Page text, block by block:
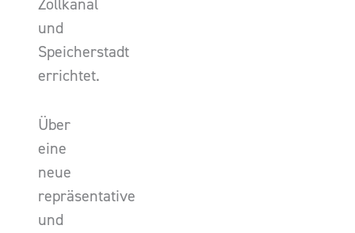
Zollkanal
und
Speicherstadt
errichtet.
Über
eine
neue
repräsentative
und